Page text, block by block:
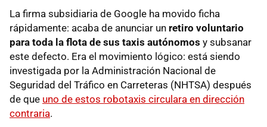
La firma subsidiaria de Google ha movido ficha
rápidamente: acaba de anunciar un retiro voluntario
para toda la flota de sus taxis autónomos y subsanar
este defecto. Era el movimiento lógico: está siendo
investigada por la Administración Nacional de
Seguridad del Tráfico en Carreteras (NHTSA) después
de que uno de estos robotaxis circulara en dirección
contraria.